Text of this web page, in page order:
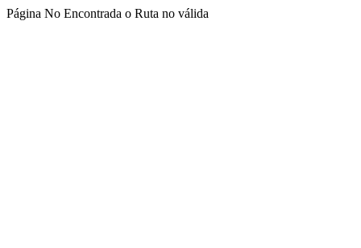
Página No Encontrada o Ruta no válida